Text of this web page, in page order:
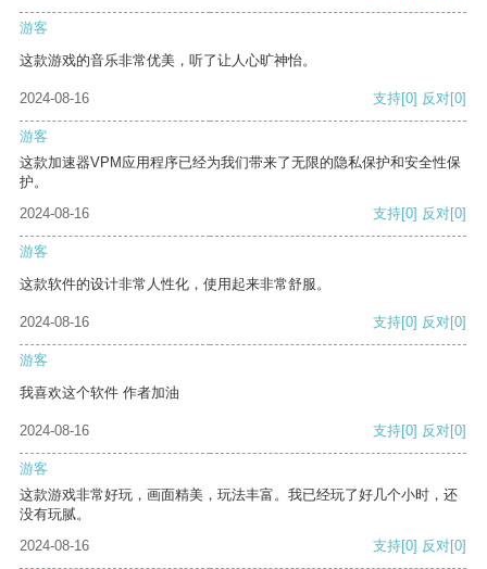
游客
这款游戏的音乐非常优美，听了让人心旷神怡。
2024-08-16 支持[0] 反对[0]
游客
这款加速器VPM应用程序已经为我们带来了无限的隐私保护和安全性保
护。
2024-08-16
支持[0] 反对[0]
游客
这款软件的设计非常人性化，使用起来非常舒服。
2024-08-16 支持[0] 反对[0]
游客
我喜欢这个软件 作者加油
2024-08-16 支持[0] 反对[0]
游客
这款游戏非常好玩，画面精美，玩法丰富。我已经玩了好几个小时，还
没有玩腻。
2024-08-16
支持[0] 反对[0]